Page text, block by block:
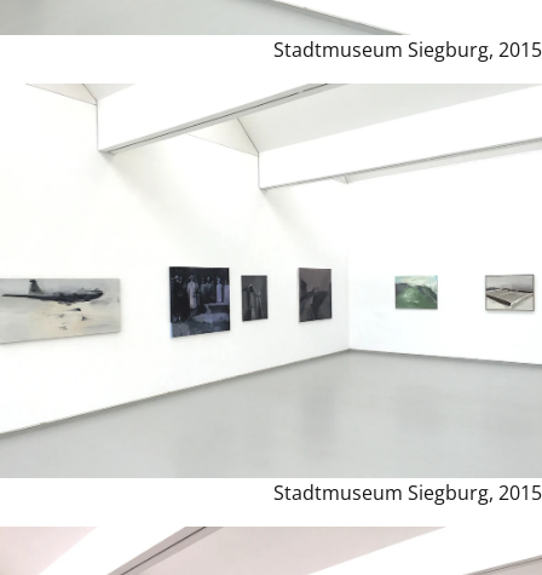
Stadtmuseum Siegburg, 2015
Stadtmuseum Siegburg, 2015